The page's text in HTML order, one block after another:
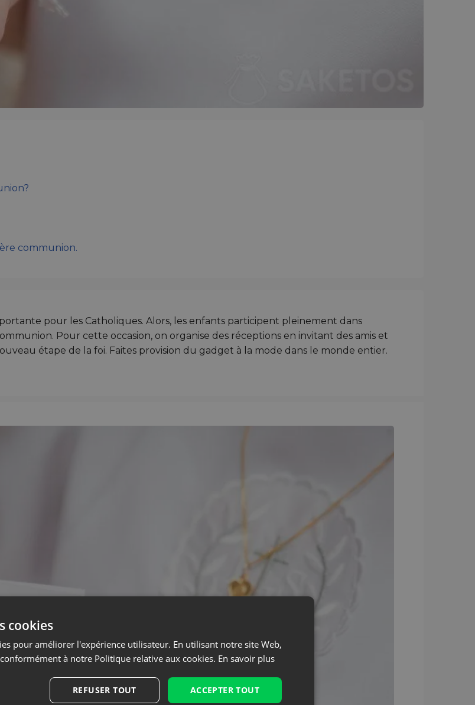
communion.
pour les Catholiques. Alors, les enfants participent pleinement dans
Pour cette occasion, on organise des réceptions en invitant des amis et
étape de la foi. Faites provision du gadget à la mode dans le monde entier.
cookies
pour améliorer l'expérience utilisateur. En utilisant notre site Web,
à notre Politique relative aux cookies. En savoir plus
ACCEPTER TOUT
REFUSER TOUT